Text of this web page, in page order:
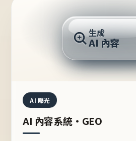
生成
AI 內容
AI 曝光
AI 內容系統・GEO